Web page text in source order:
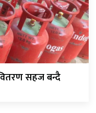
सहज बन्दै